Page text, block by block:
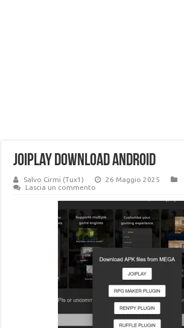
joiplay download android
Salvo Cirmi (Tux1)
26 Maggio 2025
Lascia un commento